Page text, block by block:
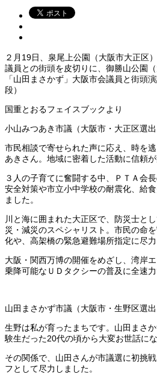
２月19日、泉尾上公園（大阪市大正区
議員との街頭を皮切りに、御勝山公園
「山田まさかず」大阪市会議員と街頭
段）
国重とおるフェイスブックより
小山みつあき市議（大阪市・大正区選出
市民相談で寄せられた声に応え、時を
あきさん。地域に密着した活動に信頼が
３人の子育てに奮闘する中、ＰＴＡ会
安全対策や市立小中学校の耐震化、給
ました。
川と海に囲まれた大正区で、防災士と
災・減災のスペシャリスト。市民の命
化や、高架橋の緊急避難場所指定に尽力
大阪・関西万博の開催をめざし、湾岸
乗降可能なＵＤタクシーの普及に全速力
山田まさかず市議（大阪市・生野区選出
生野は私が育ったまちです。山田まさ
験生だった20代の頃から大変お世話に
その関係で、山田さんが市議選に初挑
フとして尽力しました。